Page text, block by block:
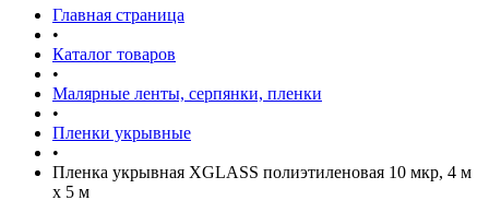
Главная страница
•
Каталог товаров
•
Малярные ленты, серпянки, пленки
•
Пленки укрывные
•
Пленка укрывная XGLASS полиэтиленовая 10 мкр, 4 м
х 5 м